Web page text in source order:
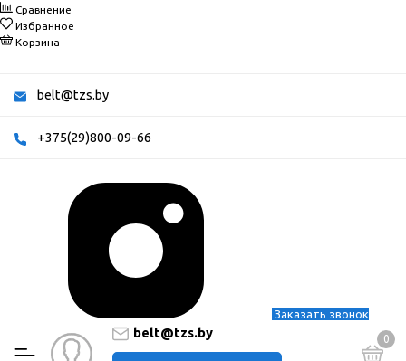
Сравнение
Избранное
Корзина
belt@tzs.by
+375(29)800-09-66
Заказать звонок
belt@tzs.by 0